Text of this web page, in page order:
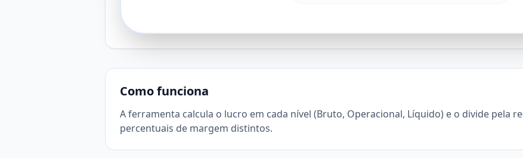
Como funciona
A ferramenta calcula o lucro em cada nível (Bruto, Operacional, Líquido) e o divide pela
percentuais de margem distintos.